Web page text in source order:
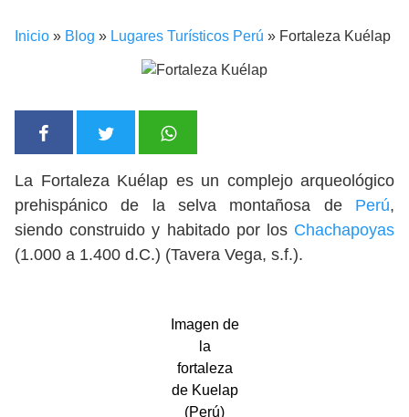
Inicio » Blog » Lugares Turísticos Perú » Fortaleza Kuélap
La Fortaleza Kuélap es un complejo arqueológico
prehispánico de la selva montañosa de Perú,
siendo construido y habitado por los Chachapoyas
(1.000 a 1.400 d.C.) (Tavera Vega, s.f.).
Imagen de
la
fortaleza
de Kuelap
(Perú)